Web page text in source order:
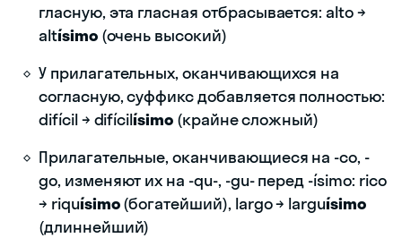
гласную, эта гласная отбрасывается: alto →
altísimo(очень высокий)
У прилагательных, оканчивающихся на
согласную, суффикс добавляется полностью:
difícil → difícilísimo(крайне сложный)
Прилагательные, оканчивающиеся на -co, -
go, изменяют их на -qu-, -gu- перед -ísimo: rico
→ riquísimo(богатейший), largo → larguísimo
(длиннейший)